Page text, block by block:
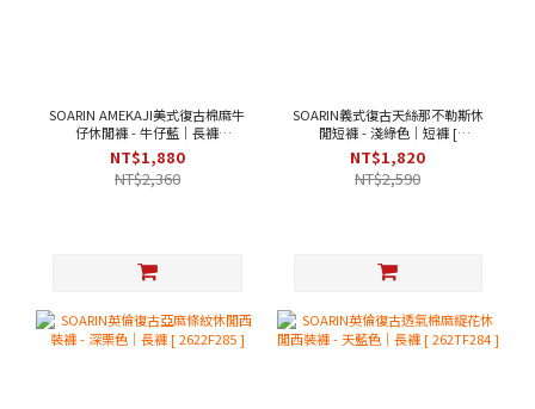
SOARIN AMEKAJI美式復古棉麻牛
仔休閒褲 - 牛仔藍｜長褲
[262TF257]
NT$1,880
NT$2,360
SOARIN義式復古天絲那不勒斯休
閒短褲 - 淺綠色｜短褲 [
262TF287 ]
NT$1,820
NT$2,590